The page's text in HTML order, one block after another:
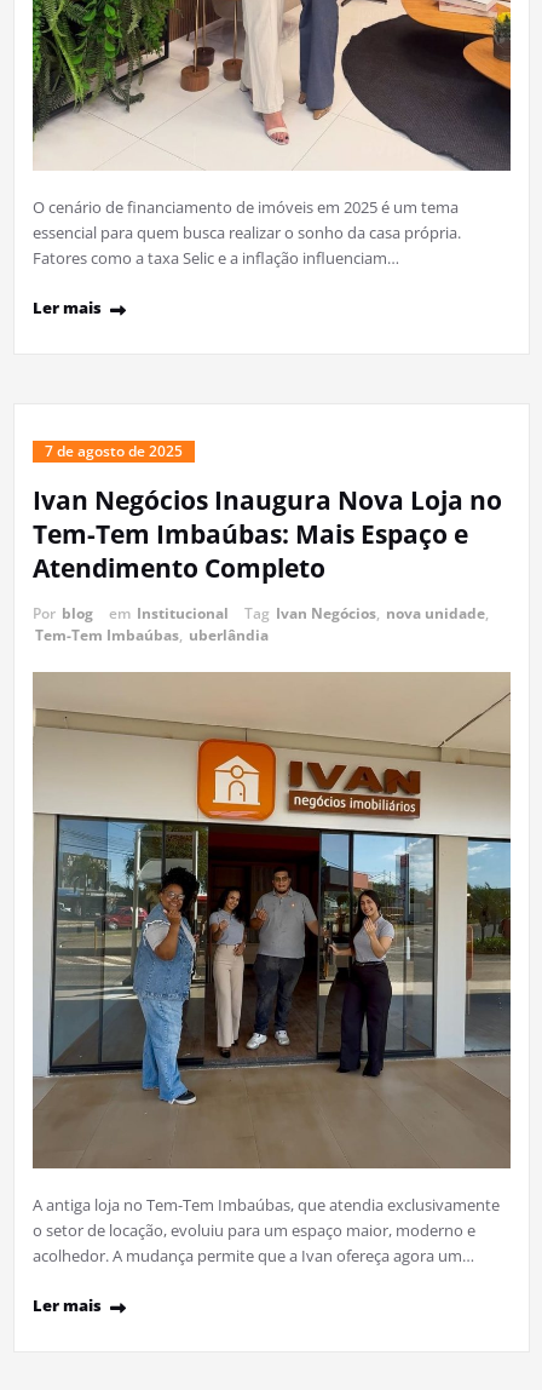
O cenário de financiamento de imóveis em 2025 é um tema
essencial para quem busca realizar o sonho da casa própria.
Fatores como a taxa Selic e a inflação influenciam…
Ler mais
7 de agosto de 2025
Ivan Negócios Inaugura Nova Loja no
Tem-Tem Imbaúbas: Mais Espaço e
Atendimento Completo
Por blog em Institucional Tag Ivan Negócios, nova unidade,
Tem-Tem Imbaúbas, uberlândia
A antiga loja no Tem-Tem Imbaúbas, que atendia exclusivamente
o setor de locação, evoluiu para um espaço maior, moderno e
acolhedor. A mudança permite que a Ivan ofereça agora um…
Ler mais